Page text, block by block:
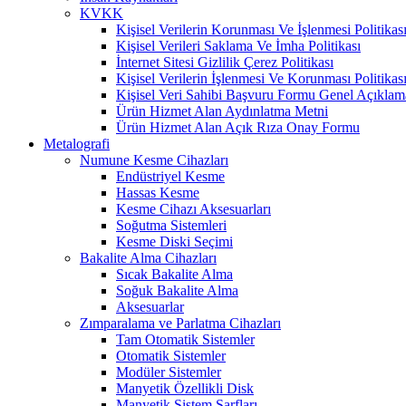
KVKK
Kişisel Verilerin Korunması Ve İşlenmesi Politikası
Kişisel Verileri Saklama Ve İmha Politikası
İnternet Sitesi Gizlilik Çerez Politikası
Kişisel Verilerin İşlenmesi Ve Korunması Politikası
Kişisel Veri Sahibi Başvuru Formu Genel
Ürün Hizmet Alan Aydınlatma Metni
Ürün Hizmet Alan Açık Rıza Onay Formu
Metalografi
Numune Kesme Cihazları
Endüstriyel Kesme
Hassas Kesme
Kesme Cihazı Aksesuarları
Soğutma Sistemleri
Kesme Diski Seçimi
Bakalite Alma Cihazları
Sıcak Bakalite Alma
Soğuk Bakalite Alma
Aksesuarlar
Zımparalama ve Parlatma Cihazları
Tam Otomatik Sistemler
Otomatik Sistemler
Modüler Sistemler
Manyetik Özellikli Disk